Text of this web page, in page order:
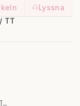
Lyssna
TT